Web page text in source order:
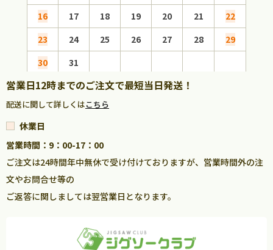
16
17 18 19 20 21
22
23
24 25 26 27 28
29
30
31
営業日12時までのご注文で最短当日発送！
配送に関して詳しくはこちら
休業日
営業時間：9：00-17：00
ご注文は24時間年中無休で受け付けておりますが、営業時間外の注
文やお問合せ等の
ご返答に関しましては翌営業日となります。